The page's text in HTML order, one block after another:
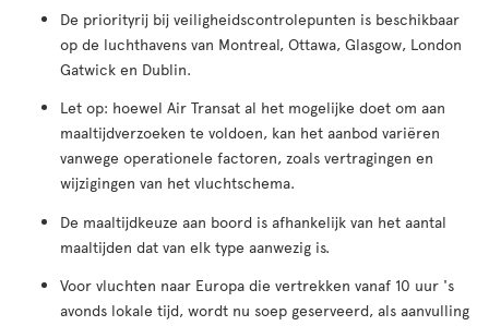
De priorityrij bij veiligheidscontrolepunten is beschikbaar
op de luchthavens van Montreal, Ottawa, Glasgow, London
Gatwick en Dublin.
Let op: hoewel Air Transat al het mogelijke doet om aan
maaltijdverzoeken te voldoen, kan het aanbod variëren
vanwege operationele factoren, zoals vertragingen en
wijzigingen van het vluchtschema.
De maaltijdkeuze aan boord is afhankelijk van het aantal
maaltijden dat van elk type aanwezig is.
Voor vluchten naar Europa die vertrekken vanaf 10 uur 's
avonds lokale tijd, wordt nu soep geserveerd, als aanvulling